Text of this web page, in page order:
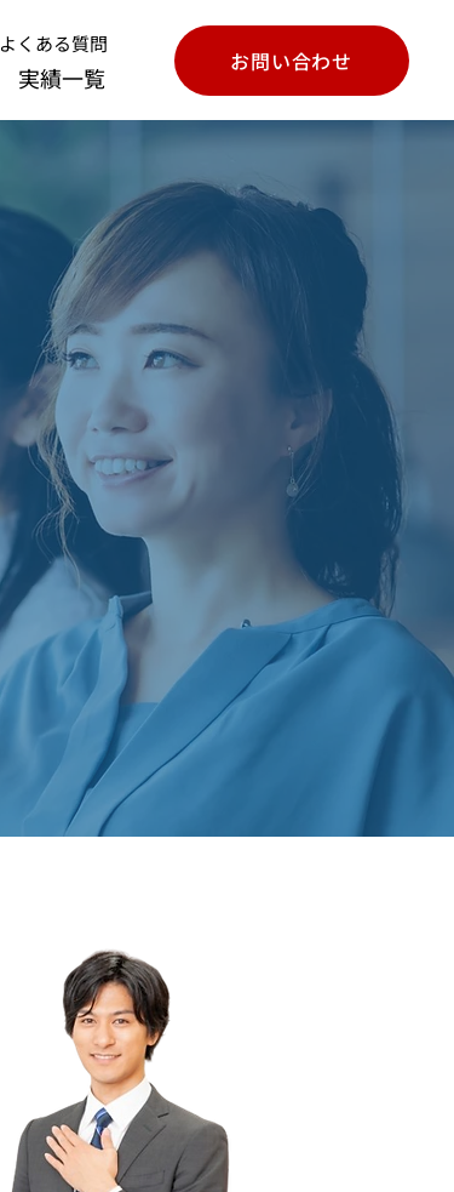
よくある質問
実績一覧
お問い合わせ